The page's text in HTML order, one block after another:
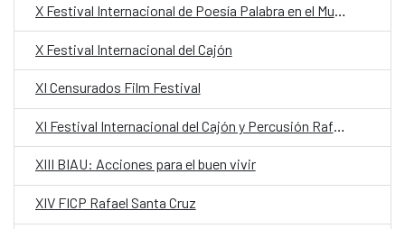
X Festival Internacional de Poesía Palabra en el Mundo
X Festival Internacional del Cajón
XI Censurados Film Festival
XIII BIAU: Acciones para el buen vivir
XIV FICP Rafael Santa Cruz